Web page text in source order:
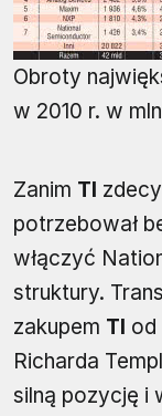
Obroty
w 2010 r. w
Zanim TI
potrzebował
włączyć
struktury.
zakupem TI od
Richarda
silną pozycję i